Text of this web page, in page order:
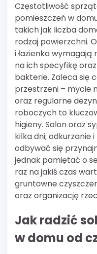
Częstotliwość
pomieszczeń w
takich jak liczba
rodzaj powierzchni.
i łazienka wymagają
na ich specyfikę
bakterie. Zaleca się
przestrzeni – mycie
oraz regularne
roboczych to
higieny. Salon oraz
kilka dni; odkurzanie
odbywać się
jednak pamiętać o
raz na jakiś czas
gruntowne
oraz organizację
Jak radzić
w domu od